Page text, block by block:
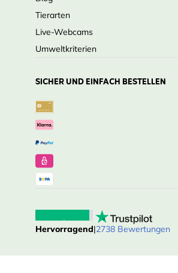
Tierarten
Live-Webcams
Umweltkriterien
SICHER UND EINFACH BESTELLEN
Hervorragend|2738 Bewertungen